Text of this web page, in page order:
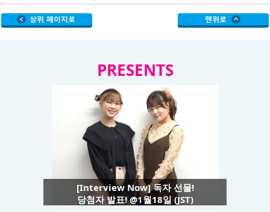
PRESENTS
[Interview Now] 독자 선물!
당첨자 발표! @1월18일 (JST)